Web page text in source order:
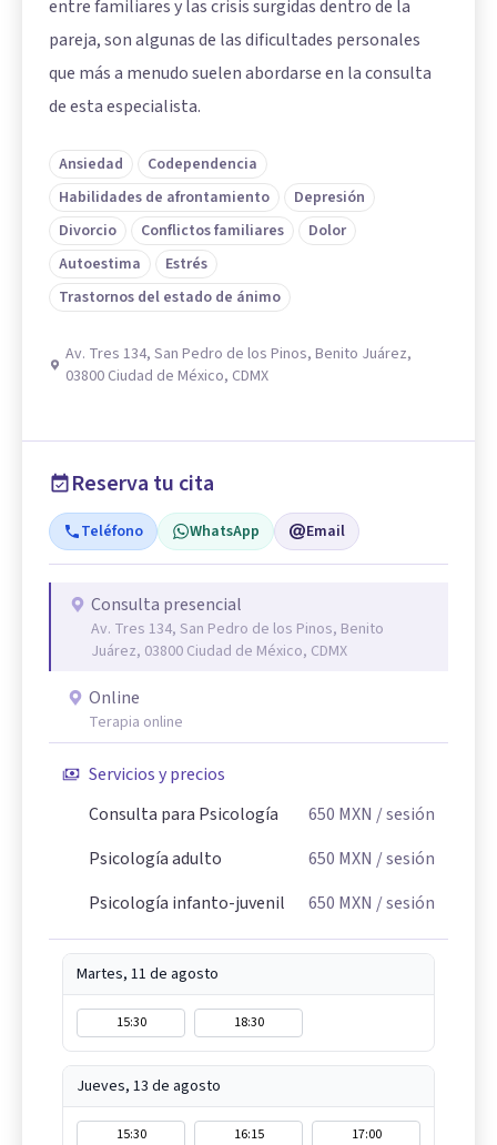
entre familiares y las crisis surgidas dentro de la
pareja, son algunas de las dificultades personales
que más a menudo suelen abordarse en la consulta
de esta especialista.
Ansiedad
Codependencia
Habilidades de afrontamiento
Depresión
Divorcio
Conflictos familiares
Dolor
Autoestima
Estrés
Trastornos del estado de ánimo
Av. Tres 134, San Pedro de los Pinos, Benito Juárez,
03800 Ciudad de México, CDMX
Reserva tu cita
Teléfono WhatsApp Email
Consulta presencial
Av. Tres 134, San Pedro de los Pinos, Benito
Juárez, 03800 Ciudad de México, CDMX
Online
Terapia online
Servicios y precios
Consulta para Psicología
650 MXN / sesión
Psicología adulto
650 MXN / sesión
Psicología infanto-juvenil
650 MXN / sesión
Martes, 11 de agosto
15:30 18:30
Jueves, 13 de agosto
15:30 16:15
17:00